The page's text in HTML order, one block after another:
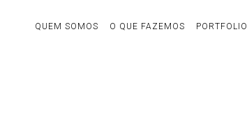
QUEM SOMOS O QUE FAZEMOS PORTFOLIO